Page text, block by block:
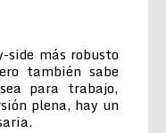
side más robusto
también sabe
para trabajo,
plena, hay un